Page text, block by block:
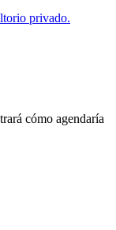
privado.
cómo agendaría